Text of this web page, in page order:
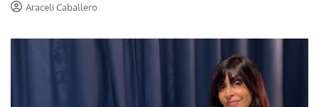
Araceli Caballero